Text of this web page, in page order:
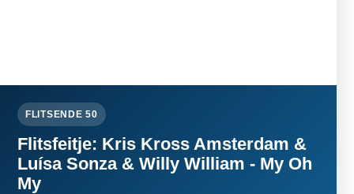
FLITSENDE 50
Flitsfeitje: Kris Kross Amsterdam &
Luísa Sonza & Willy William - My Oh
My